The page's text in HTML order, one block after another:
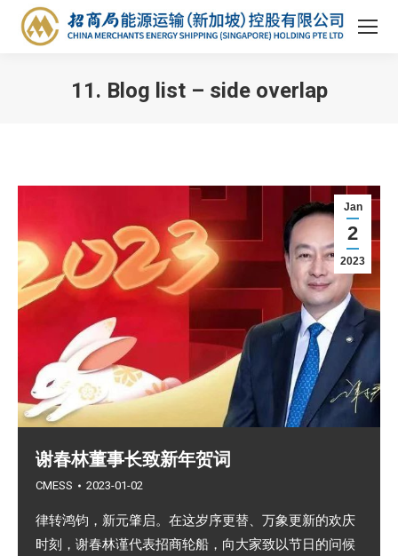
11. Blog list – side overlap
Jan
2
2023
谢春林董事长致新年贺词
CMESS 2023-01-02
律转鸿钧，新元肇启。在这岁序更替、万象更新的欢庆
时刻，谢春林谨代表招商轮船，向大家致以节日的问候